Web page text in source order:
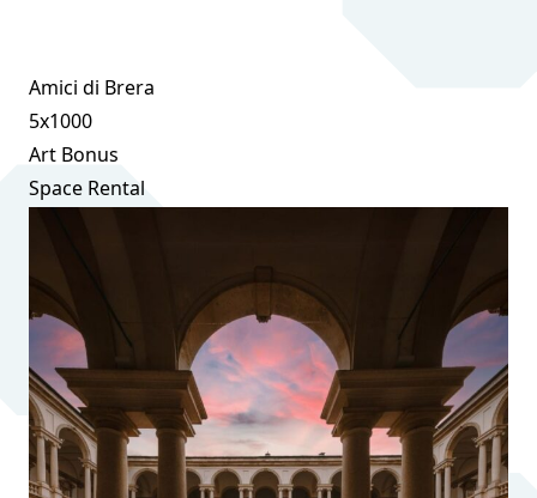
Amici di Brera
5x1000
Art Bonus
Space Rental